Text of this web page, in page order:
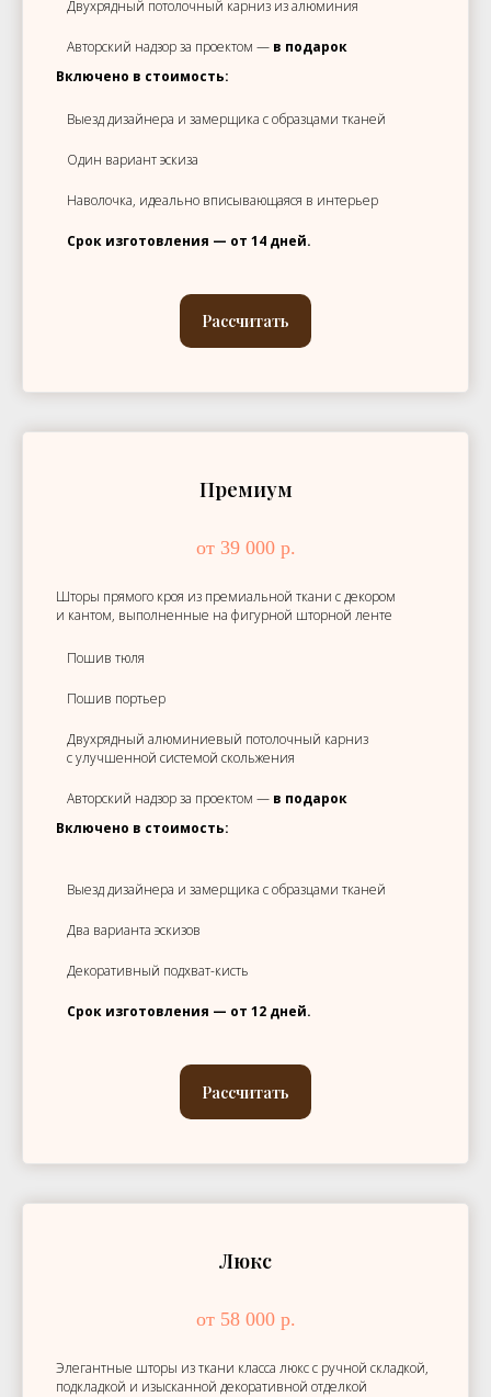
Двухрядный потолочный карниз из алюминия
Авторский надзор за проектом — в подарок
Включено в стоимость:
Выезд дизайнера и замерщика с образцами тканей
Один вариант эскиза
Наволочка, идеально вписывающаяся в интерьер
Срок изготовления — от 14 дней.
Рассчитать
Премиум
от 39 000 р.
Шторы прямого кроя из премиальной ткани с декором
и кантом, выполненные на фигурной шторной ленте
Пошив тюля
Пошив портьер
Двухрядный алюминиевый потолочный карниз
с улучшенной системой скольжения
Авторский надзор за проектом — в подарок
Включено в стоимость:
Выезд дизайнера и замерщика с образцами тканей
Два варианта эскизов
Декоративный подхват-кисть
Срок изготовления — от 12 дней.
Рассчитать
Люкс
от 58 000 р.
Элегантные шторы из ткани класса люкс с ручной складкой,
подкладкой и изысканной декоративной отделкой